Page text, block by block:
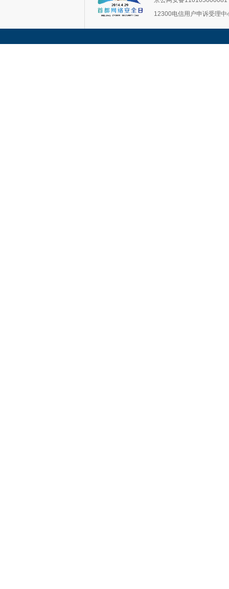
12300电信用户申诉受理中